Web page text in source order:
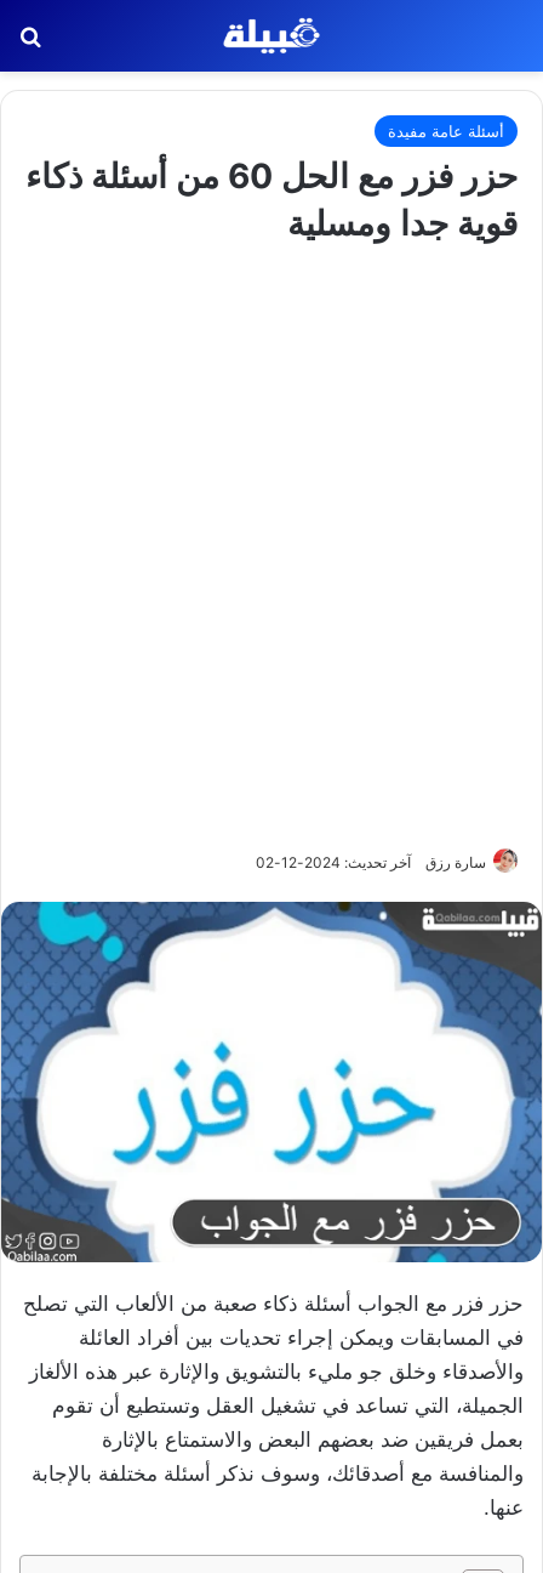
أسئلة عامة مفيدة
حزر فزر مع الحل 60 من أسئلة ذكاء
قوية جدا ومسلية
سارة رزق آخر تحديث: 2024-12-02
حزر فزر مع الجواب أسئلة ذكاء صعبة من الألعاب التي تصلح
في المسابقات ويمكن إجراء تحديات بين أفراد العائلة
والأصدقاء وخلق جو مليء بالتشويق والإثارة عبر هذه الألغاز
الجميلة، التي تساعد في تشغيل العقل وتستطيع أن تقوم
بعمل فريقين ضد بعضهم البعض والاستمتاع بالإثارة
والمنافسة مع أصدقائك، وسوف نذكر أسئلة مختلفة بالإجابة
عنها.